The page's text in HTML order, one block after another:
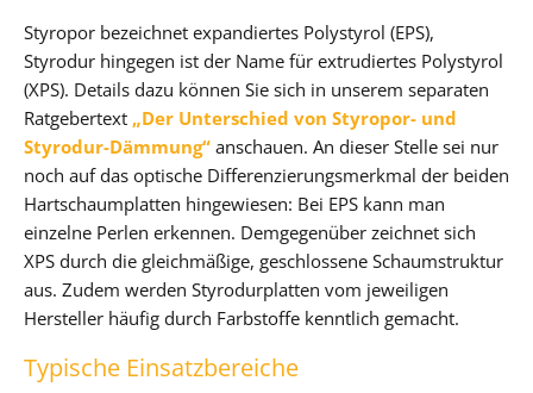
Styropor bezeichnet expandiertes Polystyrol (EPS),
Styrodur hingegen ist der Name für extrudiertes Polystyrol
(XPS). Details dazu können Sie sich in unserem separaten
Ratgebertext „Der Unterschied von Styropor- und
Styrodur-Dämmung“ anschauen. An dieser Stelle sei nur
noch auf das optische Differenzierungsmerkmal der beiden
Hartschaumplatten hingewiesen: Bei EPS kann man
einzelne Perlen erkennen. Demgegenüber zeichnet sich
XPS durch die gleichmäßige, geschlossene Schaumstruktur
aus. Zudem werden Styrodurplatten vom jeweiligen
Hersteller häufig durch Farbstoffe kenntlich gemacht.
Typische Einsatzbereiche